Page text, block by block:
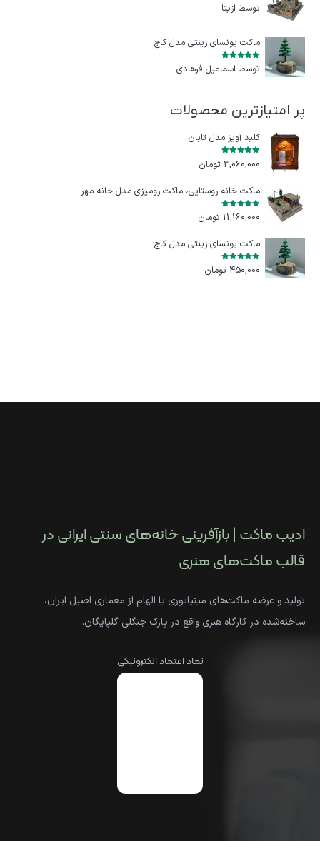
توسط ازيتا
ماکت بونسای زینتی مدل کاج
امتیاز 5 از 5
توسط اسماعیل فرهادی
پر امتیازترین محصولات
کلید آویز مدل تابان
امتیاز 5.00از 5
3,060,000 تومان
ماکت خانه روستایی، ماکت رومیزی مدل خانه مهر
امتیاز 5.00از 5
11,160,000 تومان
ماکت بونسای زینتی مدل کاج
امتیاز از 5
450,000 تومان
ادیب ماکت | بازآفرینی خانه‌های سنتی ایرانی در
قالب ماکت‌های هنری
تولید و عرضه ماکت‌های مینیاتوری با الهام از معماری اصیل ایران،
ساخته‌شده در کارگاه هنری واقع در پارک جنگلی گلپایگان.
نماد اعتماد الکترونیکی